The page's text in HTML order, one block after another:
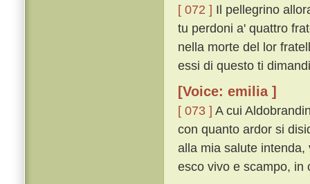
[ 072 ] Il pellegrino
tu perdoni a' quattro
nella morte del lor
essi di questo ti
[Voice: emilia ]
[ 073 ] A cui
con quanto ardor si
alla mia salute
esco vivo e scampo, in